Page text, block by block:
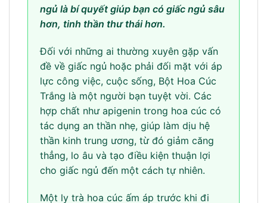
ngủ là bí quyết giúp bạn có giấc ngủ sâu
hơn, tinh thần thư thái hơn.
Đối với những ai thường xuyên gặp vấn
đề về giấc ngủ hoặc phải đối mặt với áp
lực công việc, cuộc sống, Bột Hoa Cúc
Trắng là một người bạn tuyệt vời. Các
hợp chất như apigenin trong hoa cúc có
tác dụng an thần nhẹ, giúp làm dịu hệ
thần kinh trung ương, từ đó giảm căng
thẳng, lo âu và tạo điều kiện thuận lợi
cho giấc ngủ đến một cách tự nhiên.
Một ly trà hoa cúc ấm áp trước khi đi